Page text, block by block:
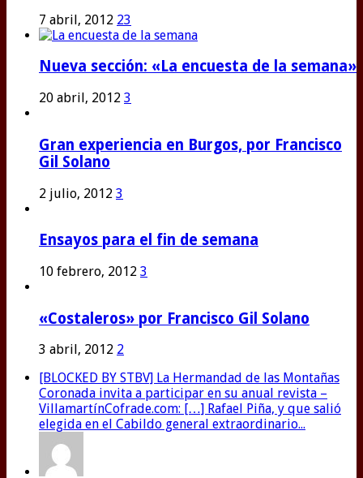
7 abril, 2012 23
Nueva sección: «La encuesta de la semana»
20 abril, 2012 3
Gran experiencia en Burgos, por Francisco
Gil Solano
2 julio, 2012 3
Ensayos para el fin de semana
10 febrero, 2012 3
«Costaleros» por Francisco Gil Solano
3 abril, 2012 2
[BLOCKED BY STBV] La Hermandad de las Montañas
Coronada invita a participar en su anual revista –
VillamartínCofrade.com: […] Rafael Piña, y que salió
elegida en el Cabildo general extraordinario...